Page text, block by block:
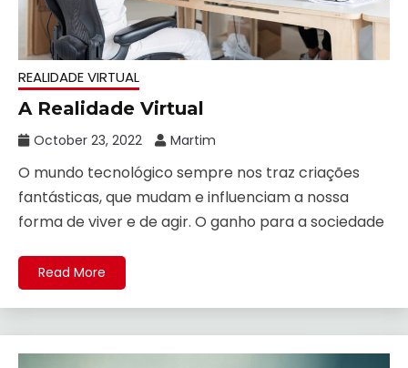
REALIDADE VIRTUAL
A Realidade Virtual
October 23, 2022 Martim
O mundo tecnológico sempre nos traz criações
fantásticas, que mudam e influenciam a nossa
forma de viver e de agir. O ganho para a sociedade
Read More